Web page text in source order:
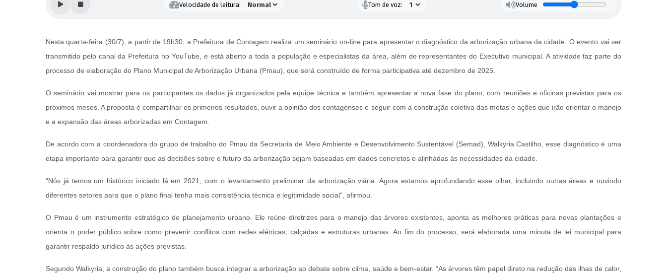
Velocidade de leitura: Tom de voz: Volume
Nesta quarta-feira (30/7), a partir de 19h30, a Prefeitura de Contagem realiza um seminário on-line para apresentar o diagnóstico da arborização urbana da cidade. O evento vai ser
transmitido pelo canal da Prefeitura no YouTube, e está aberto a toda a população e especialistas da área, além de representantes do Executivo municipal. A atividade faz parte do
processo de elaboração do Plano Municipal de Arborização Urbana (Pmau), que será construído de forma participativa até dezembro de 2025.
O seminário vai mostrar para os participantes os dados já organizados pela equipe técnica e também apresentar a nova fase do plano, com reuniões e oficinas previstas para os
próximos meses. A proposta é compartilhar os primeiros resultados, ouvir a opinião dos contagenses e seguir com a construção coletiva das metas e ações que irão orientar o manejo
e a expansão das áreas arborizadas em Contagem.
De acordo com a coordenadora do grupo de trabalho do Pmau da Secretaria de Meio Ambiente e Desenvolvimento Sustentável (Semad), Walkyria Castilho, esse diagnóstico é uma
etapa importante para garantir que as decisões sobre o futuro da arborização sejam baseadas em dados concretos e alinhadas às necessidades da cidade.
“Nós já temos um histórico iniciado lá em 2021, com o levantamento preliminar da arborização viária. Agora estamos aprofundando esse olhar, incluindo outras áreas e ouvindo
diferentes setores para que o plano final tenha mais consistência técnica e legitimidade social”, afirmou.
O Pmau é um instrumento estratégico de planejamento urbano. Ele reúne diretrizes para o manejo das árvores existentes, aponta as melhores práticas para novas plantações e
orienta o poder público sobre como prevenir conflitos com redes elétricas, calçadas e estruturas urbanas. Ao fim do processo, será elaborada uma minuta de lei municipal para
garantir respaldo jurídico às ações previstas.
Segundo Walkyria, a construção do plano também busca integrar a arborização ao debate sobre clima, saúde e bem-estar. “As árvores têm papel direto na redução das ilhas de calor,